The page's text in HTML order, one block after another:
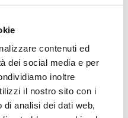
contenuti ed
dei social media e per
inoltre
il nostro sito con i
analisi dei dati web,